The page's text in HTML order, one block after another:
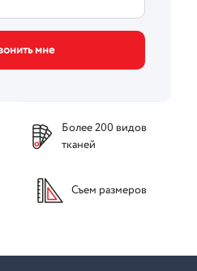
мне
Более 200 видов
тканей
Съем размеров